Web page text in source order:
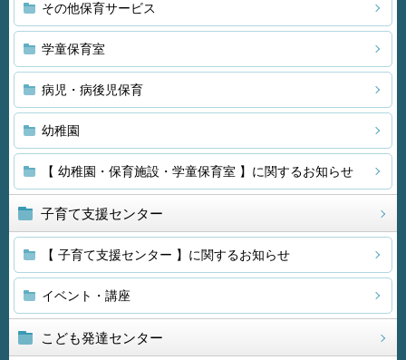
その他保育サービス
学童保育室
病児・病後児保育
幼稚園
【 幼稚園・保育施設・学童保育室 】に関するお知らせ
子育て支援センター
【 子育て支援センター 】に関するお知らせ
イベント・講座
こども発達センター